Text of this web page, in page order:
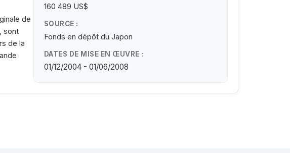
de
sont
de la
160 489 US$
SOURCE :
Fonds en dépôt du Japon
DATES DE MISE EN ŒUVRE :
01/12/2004 - 01/06/2008